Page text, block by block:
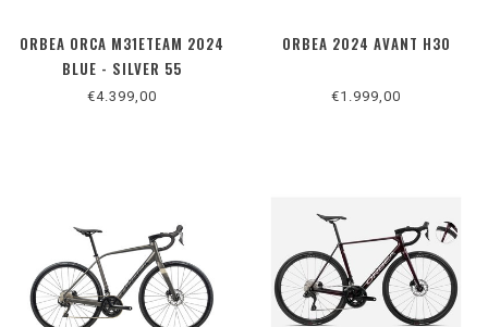
ORBEA ORCA M31ETEAM 2024
BLUE - SILVER 55
€4.399,00
ORBEA 2024 AVANT H30
€1.999,00